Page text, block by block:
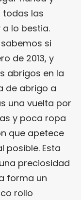
todas las
lo bestia.
si
de 2013, y
abrigos en la
de abrigo a
una vuelta por
y poca ropa
que apetece
posible. Esta
preciosidad
forma un
rollo